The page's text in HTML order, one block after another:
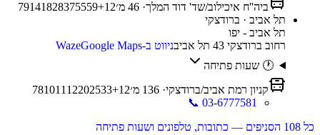
ביה''ח איכילוב/שד' דוד המלך·
46 מ׳ 79141828375559+12
תל אביב · ברודצקי
תל אביב - יפו
רחוב ברודצקי 43 תל אביב
ניווט ב-WazeGoogle Maps
🕐 שעות פתיחה
קניון רמת אביב/ברודצקי·
136 מ׳ 781011 12202533+12
📞 03-6777581
כל 108 הסניפים — כתובות, טלפונים ושעות פתיחה